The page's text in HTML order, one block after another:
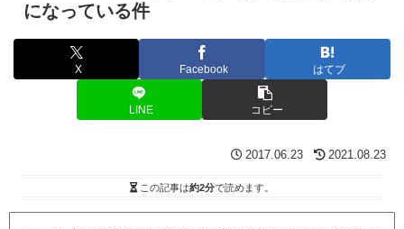
になっている件
X Facebook はてブ
LINE コピー
2017.06.23 2021.08.23
この記事は約2分で読めます。